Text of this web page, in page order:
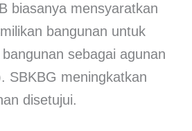
biasanya mensyaratkan
bangunan untuk
sebagai agunan
SBKBG meningkatkan
disetujui.